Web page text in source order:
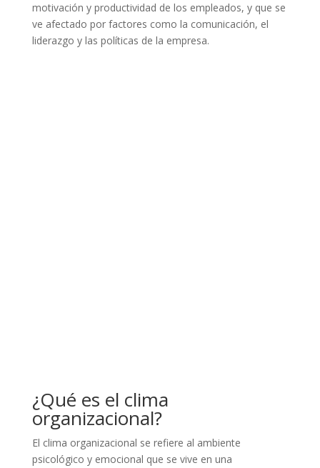
motivación y productividad de los empleados, y que se
ve afectado por factores como la comunicación, el
liderazgo y las políticas de la empresa.
¿Qué es el clima
organizacional?
El clima organizacional se refiere al ambiente
psicológico y emocional que se vive en una